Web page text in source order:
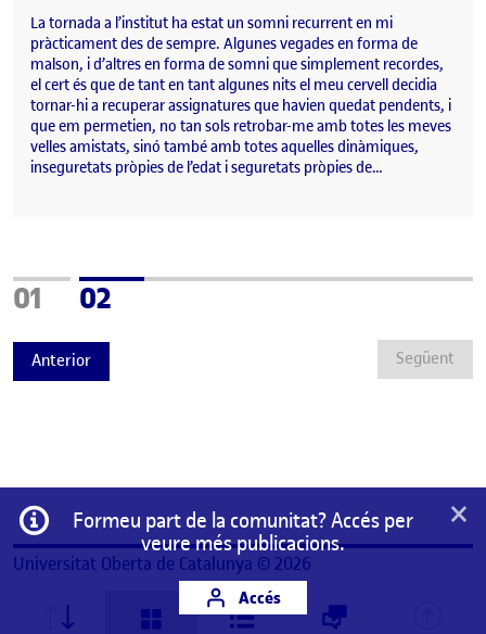
La tornada a l’institut ha estat un somni recurrent en mi
pràcticament des de sempre. Algunes vegades en forma de
malson, i d’altres en forma de somni que simplement recordes,
el cert és que de tant en tant algunes nits el meu cervell decidia
tornar-hi a recuperar assignatures que havien quedat pendents, i
que em permetien, no tan sols retrobar-me amb totes les meves
velles amistats, sinó també amb totes aquelles dinàmiques,
inseguretats pròpies de l’edat i seguretats pròpies de…
Anterior
Pàgina
01 Pàgina
02
Següent
Informació
Formeu part de la comunitat? Accés per
veure més publicacions.
Accés
×
Universitat Oberta de Catalunya © 2026